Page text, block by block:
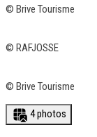
© Brive Tourisme
© RAFJOSSE
© Brive Tourisme
4 photos